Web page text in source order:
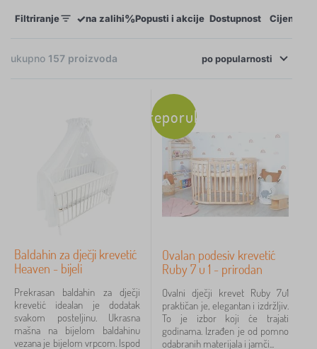
istoj temperaturi.
anatomskom obliku, vrlo su lako rukovati. Dopunjene
su ležaljkama od pjene, koje osiguravaju savršen
položaj i sigurnost djeteta. Izrađena je od neopasne
Ručnici za bebe vrlo su upijajući i udoban materijal,
obično mikrovlakana koja ne iritira dječju kožu.
primjer 76 x 80 cm ili 100 x 110 cm, ovisno o tome
koliko je dijete staro.
Kvalitetne, upijajuće i mekane, takve su dječje pelene
Filtriranje ✓na zalihi%Popusti i akcije Dostupnost Cijena
Pretraži unutar filtra
Potkategorije
Vrsta ponude
ukupno 157 proizvoda
Baldahin za dječji krevetić
Heaven - bijeli
Prekrasan baldahin za dječji
krevetić idealan je dodatak
svakom posteljinu. Ukrasna
mašna na bijelom baldahinu
vezana je bijelom vrpcom. Ispod
Preporuka
Ovalan podesiv krevetić
Ruby 7 u 1 - prirodan
Ovalni dječji krevet Ruby 7u1
praktičan je, elegantan i izdržljiv.
To je izbor koji će trajati
godinama. Izrađen je od pomno
odabranih materijala i jamči...